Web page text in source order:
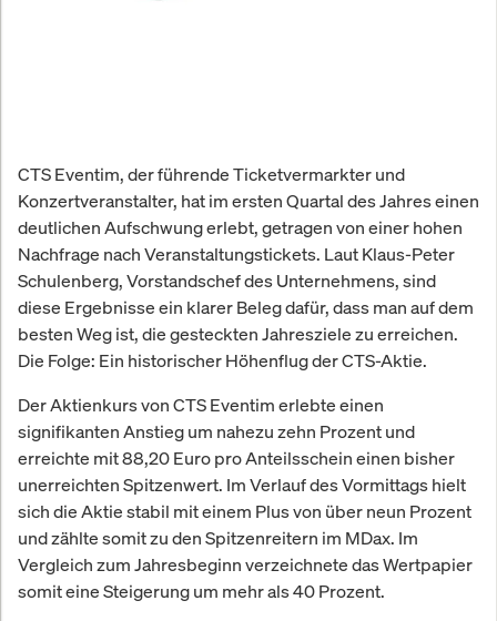
CTS Eventim, der führende Ticketvermarkter und
Konzertveranstalter, hat im ersten Quartal des Jahres einen
deutlichen Aufschwung erlebt, getragen von einer hohen
Nachfrage nach Veranstaltungstickets. Laut Klaus-Peter
Schulenberg, Vorstandschef des Unternehmens, sind
diese Ergebnisse ein klarer Beleg dafür, dass man auf dem
besten Weg ist, die gesteckten Jahresziele zu erreichen.
Die Folge: Ein historischer Höhenflug der CTS-Aktie.
Der Aktienkurs von CTS Eventim erlebte einen
signifikanten Anstieg um nahezu zehn Prozent und
erreichte mit 88,20 Euro pro Anteilsschein einen bisher
unerreichten Spitzenwert. Im Verlauf des Vormittags hielt
sich die Aktie stabil mit einem Plus von über neun Prozent
und zählte somit zu den Spitzenreitern im MDax. Im
Vergleich zum Jahresbeginn verzeichnete das Wertpapier
somit eine Steigerung um mehr als 40 Prozent.